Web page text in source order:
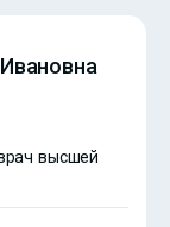
высшей